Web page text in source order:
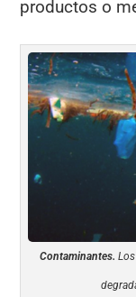
productos o
Contaminantes.